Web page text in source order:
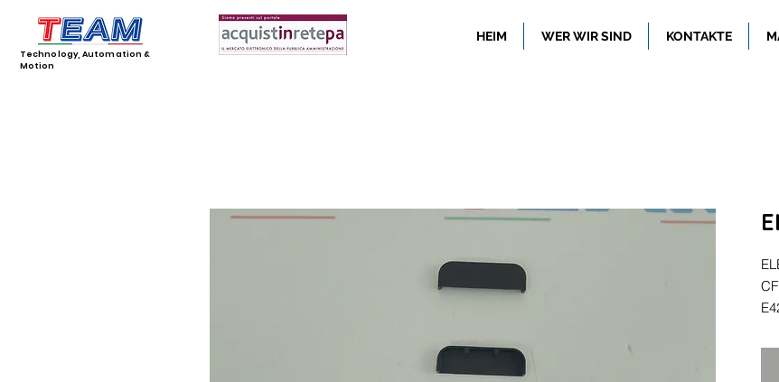
Technology, Automation &
Motion
HEIM WER WIR SIND KONTAKTE